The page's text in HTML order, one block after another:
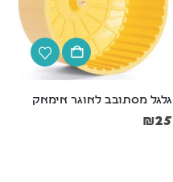
גלגל מסתובב לאוגר אימאק
₪25
₪75
69